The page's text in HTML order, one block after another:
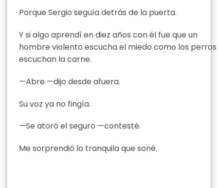
Porque Sergio seguía detrás de la puerta.
Y si algo aprendí en diez años con él fue que un
hombre violento escucha el miedo como los perros
escuchan la carne.
—Abre —dijo desde afuera.
Su voz ya no fingía.
—Se atoró el seguro —contesté.
Me sorprendió lo tranquila que soné.